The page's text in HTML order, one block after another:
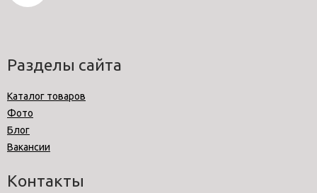
Разделы сайта
Каталог товаров
Фото
Блог
Вакансии
Контакты